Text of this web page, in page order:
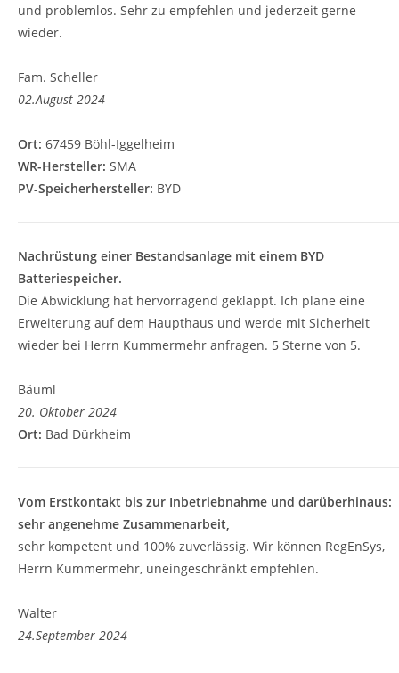
und problemlos. Sehr zu empfehlen und jederzeit gerne
wieder.
Fam. Scheller
02.August 2024
Ort: 67459 Böhl-Iggelheim
WR-Hersteller: SMA
PV-Speicherhersteller: BYD
Nachrüstung einer Bestandsanlage mit einem BYD
Batteriespeicher.
Die Abwicklung hat hervorragend geklappt. Ich plane eine
Erweiterung auf dem Haupthaus und werde mit Sicherheit
wieder bei Herrn Kummermehr anfragen. 5 Sterne von 5.
Bäuml
20. Oktober 2024
Ort: Bad Dürkheim
Vom Erstkontakt bis zur Inbetriebnahme und darüberhinaus:
sehr angenehme Zusammenarbeit,
sehr kompetent und 100% zuverlässig. Wir können RegEnSys,
Herrn Kummermehr, uneingeschränkt empfehlen.
Walter
24.September 2024